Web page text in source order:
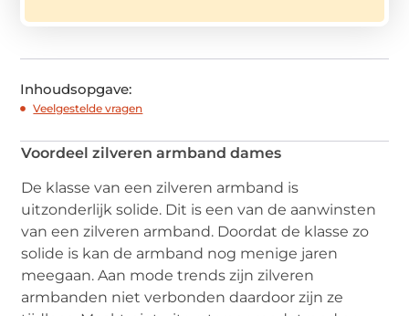
Inhoudsopgave:
Veelgestelde vragen
Voordeel zilveren armband dames
De klasse van een zilveren armband is
uitzonderlijk solide. Dit is een van de aanwinsten
van een zilveren armband. Doordat de klasse zo
solide is kan de armband nog menige jaren
meegaan. Aan mode trends zijn zilveren
armbanden niet verbonden daardoor zijn ze